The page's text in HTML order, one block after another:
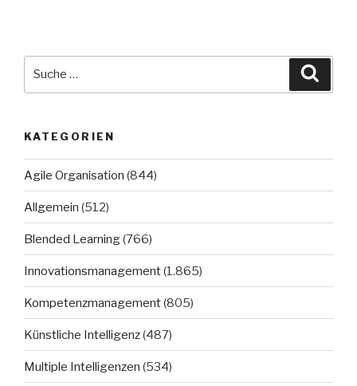
KATEGORIEN
Agile Organisation (844)
Allgemein (512)
Blended Learning(766)
Innovationsmanagement(1.865)
Kompetenzmanagement(805)
Künstliche Intelligenz(487)
Multiple Intelligenzen (534)